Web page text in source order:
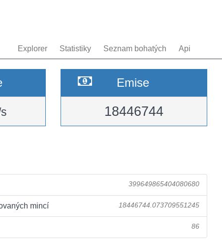
Explorer Statistiky Seznam bohatých Api
Emise
18446744
399649865404080680
mincí 18446744.073709551245
86